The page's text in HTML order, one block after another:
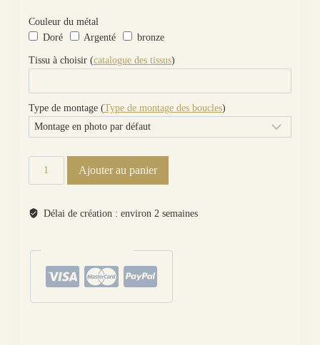
Couleur du métal
Doré
Argenté bronze
Tissu à choisir (catalogue des tissus)
Type de montage (Type de montage des boucles)
d'oreilles
plumes
liberty
Ajouter au panier
Délai de création : environ 2 semaines